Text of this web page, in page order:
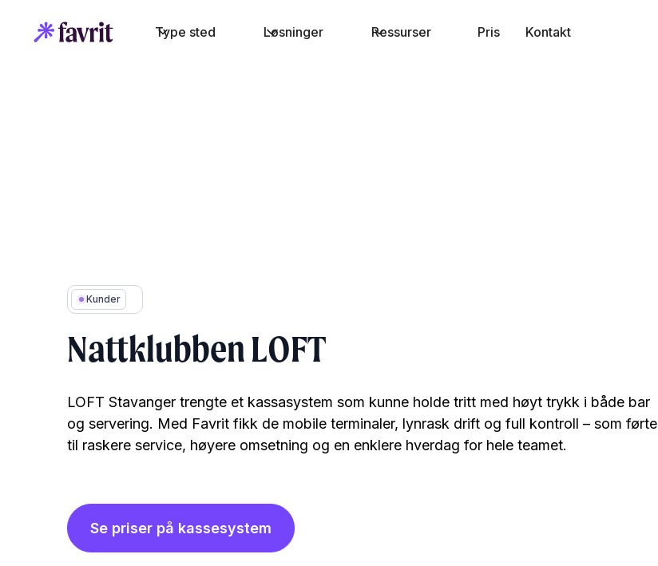
Type sted Løsninger Ressurser Pris Kontakt
Kunder
Nattklubben LOFT
LOFT Stavanger trengte et kassasystem som kunne holde tritt med høyt trykk i både bar
og servering. Med Favrit fikk de mobile terminaler, lynrask drift og full kontroll – som førte
til raskere service, høyere omsetning og en enklere hverdag for hele teamet.
Se priser på kassesystem